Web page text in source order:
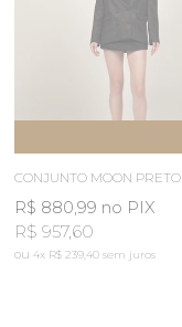
CONJUNTO MOON PRETO
R$ 880,99 no PIX
R$ 957,60
4x R$ 239,40sem juros